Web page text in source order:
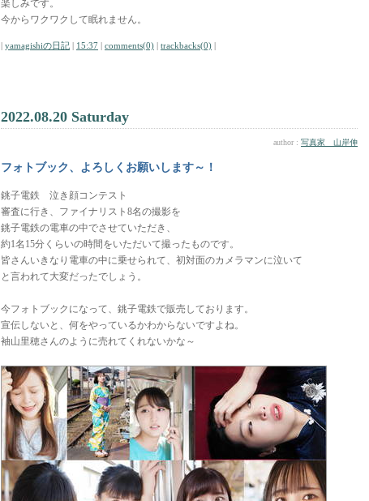
楽しみです。
今からワクワクして眠れません。
| yamagishiの日記 | 15:37 | comments(0) | trackbacks(0) |
2022.08.20 Saturday
author : 写真家 山岸伸
フォトブック、よろしくお願いします～！
銚子電鉄 泣き顔コンテスト
審査に行き、ファイナリスト8名の撮影を
銚子電鉄の電車の中でさせていただき、
約1名15分くらいの時間をいただいて撮ったものです。
皆さんいきなり電車の中に乗せられて、初対面のカメラマンに泣いて
と言われて大変だったでしょう。
今フォトブックになって、銚子電鉄で販売しております。
宣伝しないと、何をやっているかわからないですよね。
袖山里穂さんのように売れてくれないかな～